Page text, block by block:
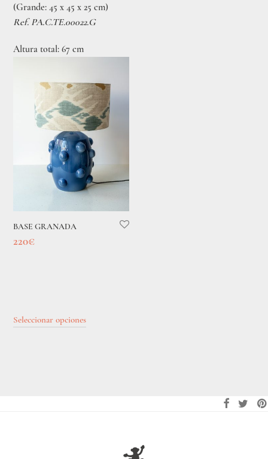
(Grande: 45 x 45 x 25 cm)
Ref. PA.C.TE.00022.G
Altura total: 67 cm
BASE GRANADA
220€
Seleccionar opciones
Este